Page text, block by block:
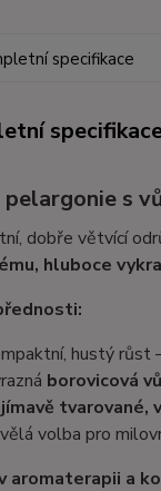
specifikace
pelargonie s
dobře větvící
hluboce
hustý růst
borovicová
tvarované,
volba pro
aromaterapii a